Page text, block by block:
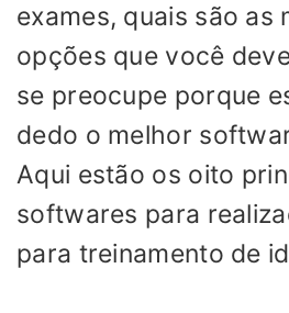
exames, quais são as
opções que você
se preocupe porque
dedo o melhor
Aqui estão os oito
softwares para
para treinamento de